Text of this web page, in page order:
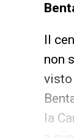
Il
non
visto
la